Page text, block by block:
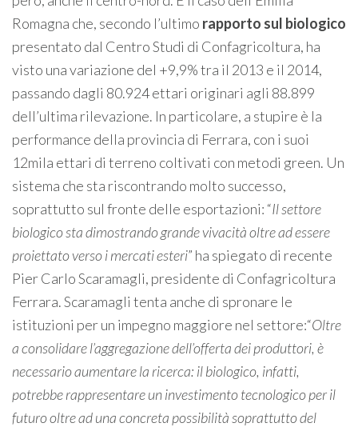
Romagna che, secondo l’ultimo rapporto sul biologico
presentato dal Centro Studi di Confagricoltura, ha
visto una variazione del +9,9% tra il 2013 e il 2014,
passando dagli 80.924 ettari originari agli 88.899
dell’ultima rilevazione. In particolare, a stupire è la
performance della provincia di Ferrara, con i suoi
12mila ettari di terreno coltivati con metodi green. Un
sistema che sta riscontrando molto successo,
soprattutto sul fronte delle esportazioni: “Il settore
biologico sta dimostrando grande vivacità oltre ad essere
proiettato verso i mercati esteri” ha spiegato di recente
Pier Carlo Scaramagli, presidente di Confagricoltura
Ferrara. Scaramagli tenta anche di spronare le
istituzioni per un impegno maggiore nel settore:“Oltre
a consolidare l’aggregazione dell’offerta dei produttori, è
necessario aumentare la ricerca: il biologico, infatti,
potrebbe rappresentare un investimento tecnologico per il
futuro oltre ad una concreta possibilità soprattutto del